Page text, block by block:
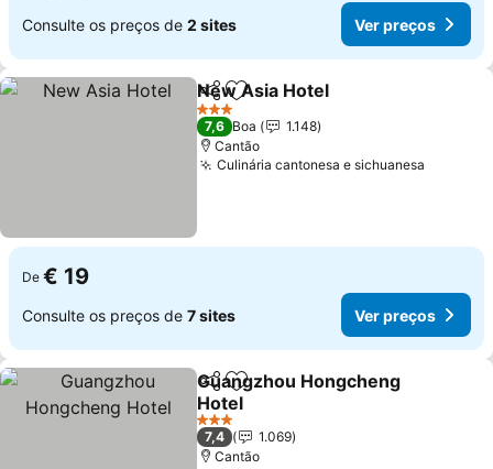
Consulte os preços de 2 sites Ver preços
PartilharAdicionar aos favoritos
New Asia Hotel
3 Estrelas
7,6 Boa
1.148
Cantão
Culinária cantonesa e sichuanesa
De € 19
Consulte os preços de 7 sites Ver preços
PartilharAdicionar aos favoritos
Guangzhou Hongcheng
Hotel
3 Estrelas
7,4
1.069
Cantão